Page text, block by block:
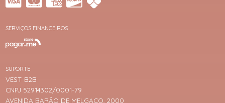
SERVIÇOS FINANCEIROS
SUPORTE
VEST B2B
CNPJ 52914302/0001-79
AVENIDA BARÃO DE MELGAÇO, 2000